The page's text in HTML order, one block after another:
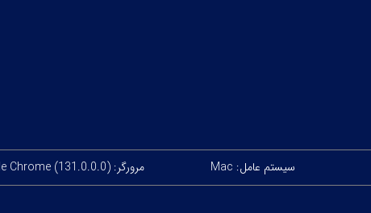
سیستم عامل: Mac مرورگر: Google Chrome (131.0.0.0)